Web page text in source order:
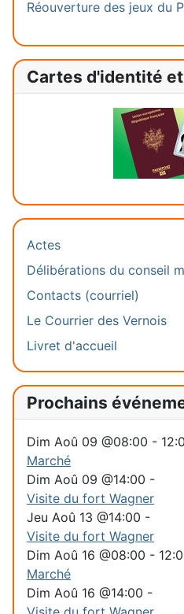
Réouverture des jeux du
Cartes d'identité
Actes
Délibérations du conseil
Contacts (courriel)
Le Courrier des Vernois
Livret d'accueil
Prochains
Dim Aoû 09 @08:00 -
Marché
Dim Aoû 09 @14:00 -
Visite du fort Wagner
Jeu Aoû 13 @14:00 -
Visite du fort Wagner
Dim Aoû 16 @08:00 -
Marché
Dim Aoû 16 @14:00 -